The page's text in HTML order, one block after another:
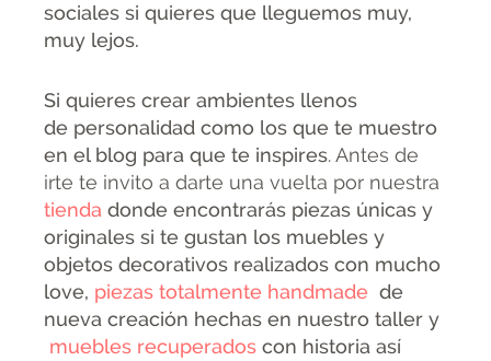
sociales si quieres que lleguemos muy,
muy lejos.
Si quieres crear ambientes llenos
de personalidad como los que te muestro
en el blog para que te inspires. Antes de
irte te invito a darte una vuelta por nuestra
tienda donde encontrarás piezas únicas y
originales si te gustan los muebles y
objetos decorativos realizados con mucho
love, piezas totalmente handmade de
nueva creación hechas en nuestro taller y
muebles recuperados con historia así